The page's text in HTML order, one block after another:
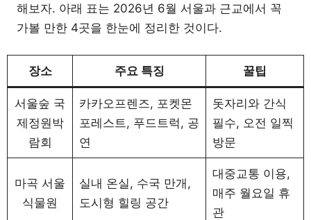
해보자. 아래 표는 2026년 6월 서울과 근교에서 꼭
가볼 만한 4곳을 한눈에 정리한 것이다.
장소 주요 특징 꿀팁
서울숲 국
제정원박
람회
카카오프렌즈, 포켓몬
포레스트, 푸드트럭, 공
연
돗자리와 간식
필수, 오전 일찍
방문
마곡 서울
식물원
실내 온실, 수국 만개,
도시형 힐링 공간
대중교통 이용,
매주 월요일 휴
관